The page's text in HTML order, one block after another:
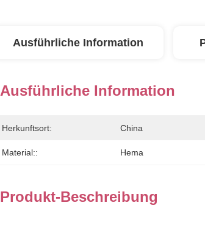
Ausführliche Information
Ausführliche Information
Herkunftsort: China
Material:: Hema
Produkt-Beschreibung